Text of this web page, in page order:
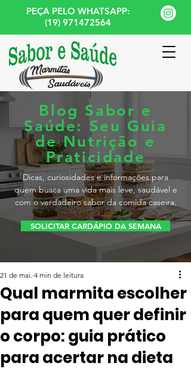
PEÇA PELO WHATSAPP:
(19) 971472564
Blog Sabor e
Saúde: Seu Guia
de Nutrição e
Praticidade
Dicas, curiosidades e informações para
quem busca uma vida mais leve, saudável e
com o verdadeiro sabor da comida caseira.
SOLICITAR CARDÁPIO DA SEMANA
Qual marmita escolher
para quem quer definir
o corpo: guia prático
para acertar na dieta
21 de mai. 4 min de leitura